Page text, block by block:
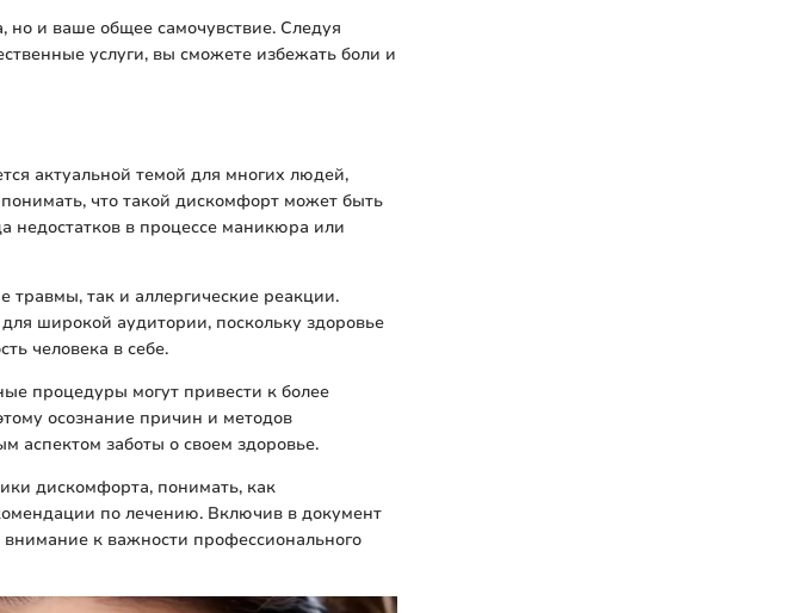
но и ваше общее самочувствие. Следуя
услуги, вы сможете избежать боли и
актуальной темой для многих людей,
что такой дискомфорт может быть
недостатков в процессе маникюра или
травмы, так и аллергические реакции.
широкой аудитории, поскольку здоровье
человека в себе.
процедуры могут привести к более
осознание причин и методов
аспектом заботы о своем здоровье.
дискомфорта, понимать, как
по лечению. Включив в документ
к важности профессионального